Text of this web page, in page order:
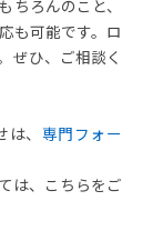
ろんのこと、
も可能です。ロ
ぜひ、ご相談く
、 専門フォー
は、こちらをご